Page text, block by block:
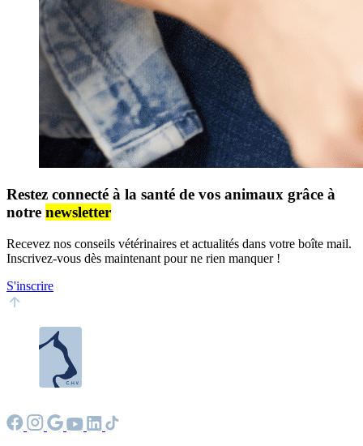
Restez connecté à la santé de vos animaux grâce à
notre newsletter
Recevez nos conseils vétérinaires et actualités dans votre boîte mail.
Inscrivez-vous dès maintenant pour ne rien manquer !
S'inscrire